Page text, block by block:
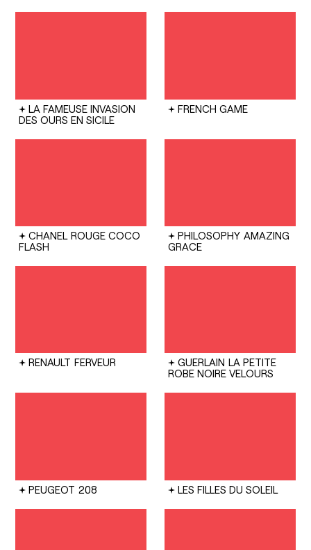
LA FAMEUSE INVASION
DES OURS EN SICILE
FRENCH GAME
CHANEL ROUGE COCO
FLASH
PHILOSOPHY AMAZING
GRACE
RENAULT FERVEUR GUERLAIN LA PETITE
ROBE NOIRE VELOURS
PEUGEOT 208 LES FILLES DU SOLEIL